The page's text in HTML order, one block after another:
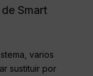
Smart
varios
sustituir por